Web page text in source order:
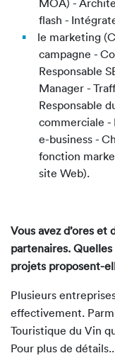
MOA) -
flash -
le marketing
campagne -
Responsable
Manager -
Responsable
commerciale -
e-business -
fonction
site Web).
Vous avez d’ores et
partenaires.
projets proposent-
Plusieurs
effectivement.
Touristique du Vin
Pour plus de